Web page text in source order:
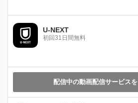
U-NEXT
初回31日間無料
配信中の動画配信サービス